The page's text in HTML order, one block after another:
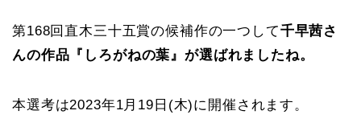
第168回直木三十五賞の候補作の一つして千早茜さ
んの作品『しろがねの葉』が選ばれましたね。
本選考は2023年1月19日(木)に開催されます。